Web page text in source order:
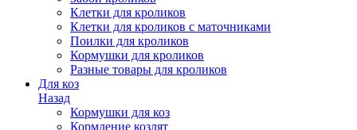
Клетки для кроликов
Клетки для кроликов с маточниками
Поилки для кроликов
Кормушки для кроликов
Разные товары для кроликов
Для коз
Назад
Кормушки для коз
Кормление козлят